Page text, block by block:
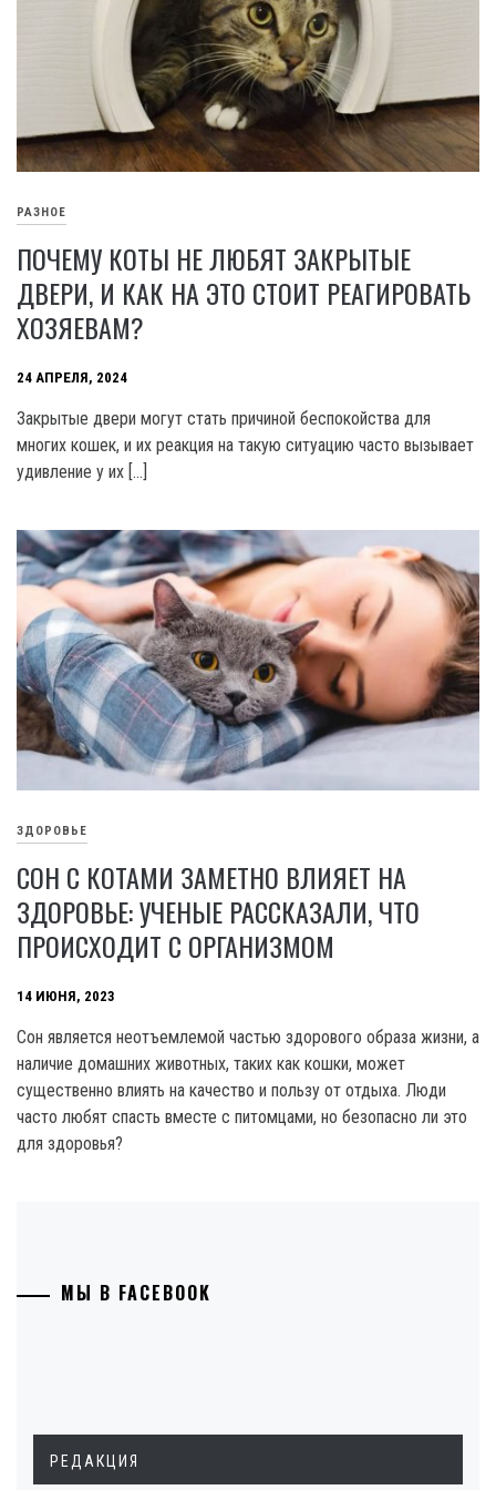
РАЗНОЕ
ПОЧЕМУ КОТЫ НЕ ЛЮБЯТ ЗАКРЫТЫЕ
ДВЕРИ, И КАК НА ЭТО СТОИТ РЕАГИРОВАТЬ
ХОЗЯЕВАМ?
24 АПРЕЛЯ, 2024
Закрытые двери могут стать причиной беспокойства для
многих кошек, и их реакция на такую ситуацию часто вызывает
удивление у их […]
ЗДОРОВЬЕ
СОН С КОТАМИ ЗАМЕТНО ВЛИЯЕТ НА
ЗДОРОВЬЕ: УЧЕНЫЕ РАССКАЗАЛИ, ЧТО
ПРОИСХОДИТ С ОРГАНИЗМОМ
14 ИЮНЯ, 2023
Сон является неотъемлемой частью здорового образа жизни, а
наличие домашних животных, таких как кошки, может
существенно влиять на качество и пользу от отдыха. Люди
часто любят спасть вместе с питомцами, но безопасно ли это
для здоровья?
МЫ В FACEBOOK
РЕДАКЦИЯ